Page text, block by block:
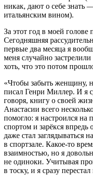
никак, дают о себе знать
итальянским вином).
За этот год в моей
Сегодняшняя
первые два месяца я
меня случайно
хоть, что это потом
«Чтобы забыть женщину,
писал Генри Миллер. И я
говоря, книгу о своей
Анастасии всего
помогло: я настроился на
спортом и зарёкся
даже стал заглядываться
в спортзале. Какое-то
взаимностью, но я
не одиноки. Учитывая
в тоску, и я сразу